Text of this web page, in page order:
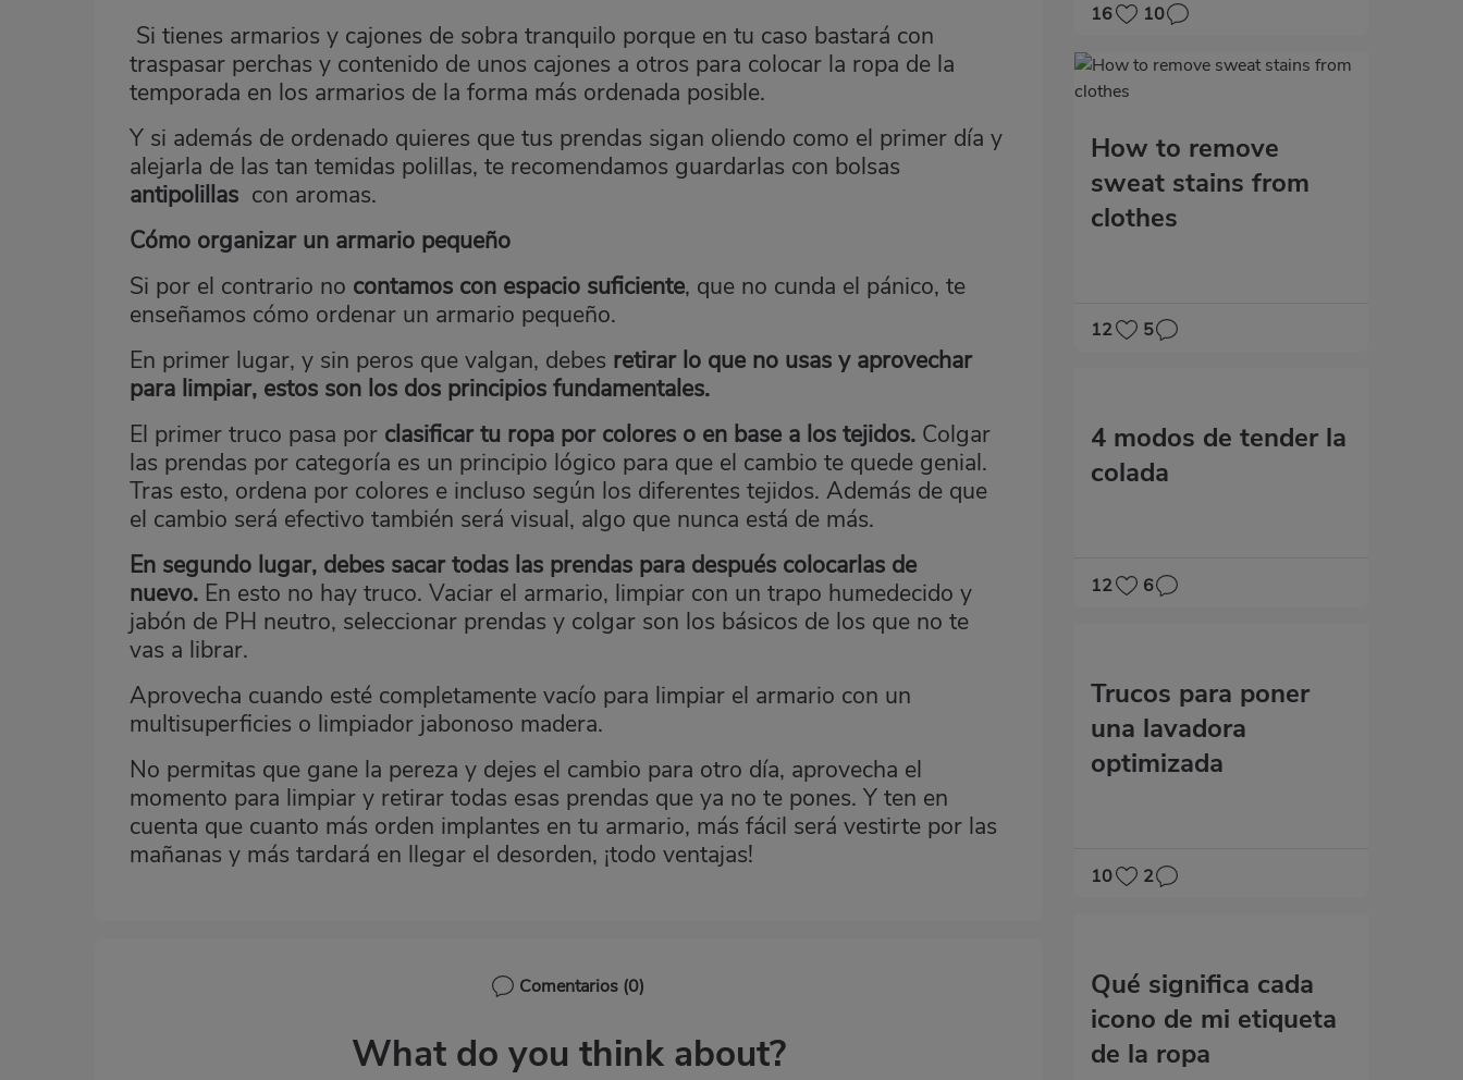
16 10
How to remove
sweat stains from
clothes
12 5
4 modos de tender la
colada
12 6
Trucos para poner
una lavadora
optimizada
10 2
Qué significa cada
icono de mi etiqueta
de la ropa
Si tienes armarios y cajones de sobra tranquilo porque en tu caso bastará con
traspasar perchas y contenido de unos cajones a otros para colocar la ropa de la
temporada en los armarios de la forma más ordenada posible.
Y si además de ordenado quieres que tus prendas sigan oliendo como el primer día y
alejarla de las tan temidas polillas, te recomendamos guardarlas con bolsas
antipolillas con aromas.
Cómo organizar un armario pequeño
Si por el contrario no contamos con espacio suficiente, que no cunda el pánico, te
enseñamos cómo ordenar un armario pequeño.
En primer lugar, y sin peros que valgan, debes retirar lo que no usas y aprovechar
para limpiar, estos son los dos principios fundamentales.
El primer truco pasa por clasificar tu ropa por colores o en base a los tejidos. Colgar
las prendas por categoría es un principio lógico para que el cambio te quede genial.
Tras esto, ordena por colores e incluso según los diferentes tejidos. Además de que
el cambio será efectivo también será visual, algo que nunca está de más.
En segundo lugar, debes sacar todas las prendas para después colocarlas de
nuevo. En esto no hay truco. Vaciar el armario, limpiar con un trapo humedecido y
jabón de PH neutro, seleccionar prendas y colgar son los básicos de los que no te
vas a librar.
Aprovecha cuando esté completamente vacío para limpiar el armario con un
multisuperficies o limpiador jabonoso madera.
No permitas que gane la pereza y dejes el cambio para otro día, aprovecha el
momento para limpiar y retirar todas esas prendas que ya no te pones. Y ten en
cuenta que cuanto más orden implantes en tu armario, más fácil será vestirte por las
mañanas y más tardará en llegar el desorden, ¡todo ventajas!
Comentarios (0)
What do you think about?